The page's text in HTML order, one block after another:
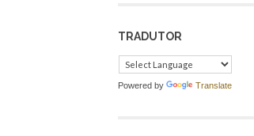
TRADUTOR
Powered by Translate